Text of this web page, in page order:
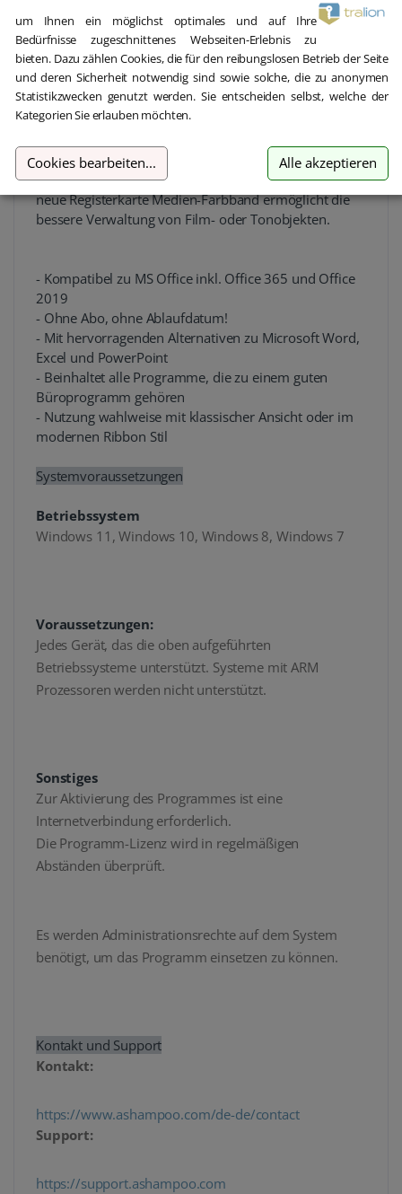
gelingt durch Seiten-Miniaturansichten. Auch
Fußnoten und Endnoten sind nun Office-kompatibel,
während die neue Seitenumbruchsvorschau für
bessere Druck-Vorbereitung sorgt. Die neuen
Berechnungsarten von Calculate können nahtlos mit
Excel weiter bearbeitet werden, selbst die
möglich. Sämtliche Übergänge von Present sind jetzt
nahtlos mit Microsoft PowerPoint kompatibel und die
neue Registerkarte Medien-Farbband ermöglicht die
bessere Verwaltung von Film- oder Tonobjekten.
- Kompatibel zu MS Office inkl. Office 365 und Office
2019
- Ohne Abo, ohne Ablaufdatum!
- Mit hervorragenden Alternativen zu Microsoft Word,
Excel und PowerPoint
- Beinhaltet alle Programme, die zu einem guten
Büroprogramm gehören
- Nutzung wahlweise mit klassischer Ansicht oder im
modernen Ribbon Stil
Systemvoraussetzungen
Betriebssystem
Windows 11, Windows 10, Windows 8, Windows 7
Voraussetzungen:
Jedes Gerät, das die oben aufgeführten
Betriebssysteme unterstützt. Systeme mit ARM
Prozessoren werden nicht unterstützt.
Sonstiges
Zur Aktivierung des Programmes ist eine
Internetverbindung erforderlich.
Die Programm-Lizenz wird in regelmäßigen
Abständen überprüft.
Es werden Administrationsrechte auf dem System
benötigt, um das Programm einsetzen zu können.
Kontakt und Support
Kontakt:
https://www.ashampoo.com/de-de/contact
Support:
https://support.ashampoo.com
um Ihnen ein möglichst optimales und auf Ihre
Bedürfnisse zugeschnittenes Webseiten-Erlebnis zu
bieten. Dazu zählen Cookies, die für den reibungslosen Betrieb der Seite
und deren Sicherheit notwendig sind sowie solche, die zu anonymen
Statistikzwecken genutzt werden. Sie entscheiden selbst, welche der
Kategorien Sie erlauben möchten.
Cookies bearbeiten... Alle akzeptieren